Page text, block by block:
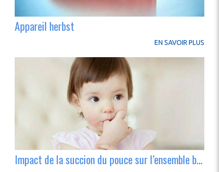
Appareil herbst
EN SAVOIR PLUS
Impact de la succion du pouce sur l’ensemble bucco-dentaire